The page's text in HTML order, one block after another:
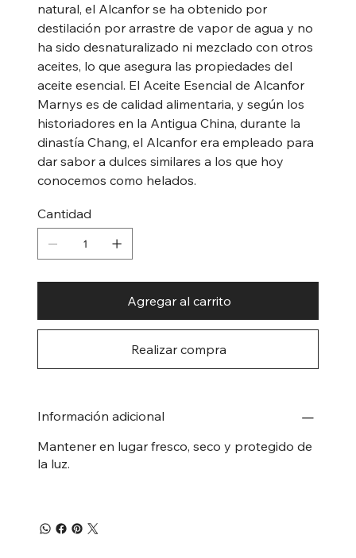
natural, el Alcanfor se ha obtenido por
destilación por arrastre de vapor de agua y no
ha sido desnaturalizado ni mezclado con otros
aceites, lo que asegura las propiedades del
aceite esencial. El Aceite Esencial de Alcanfor
Marnys es de calidad alimentaria, y según los
historiadores en la Antigua China, durante la
dinastía Chang, el Alcanfor era empleado para
dar sabor a dulces similares a los que hoy
conocemos como helados.
Cantidad
Agregar al carrito
Realizar compra
Información adicional
Mantener en lugar fresco, seco y protegido de
la luz.